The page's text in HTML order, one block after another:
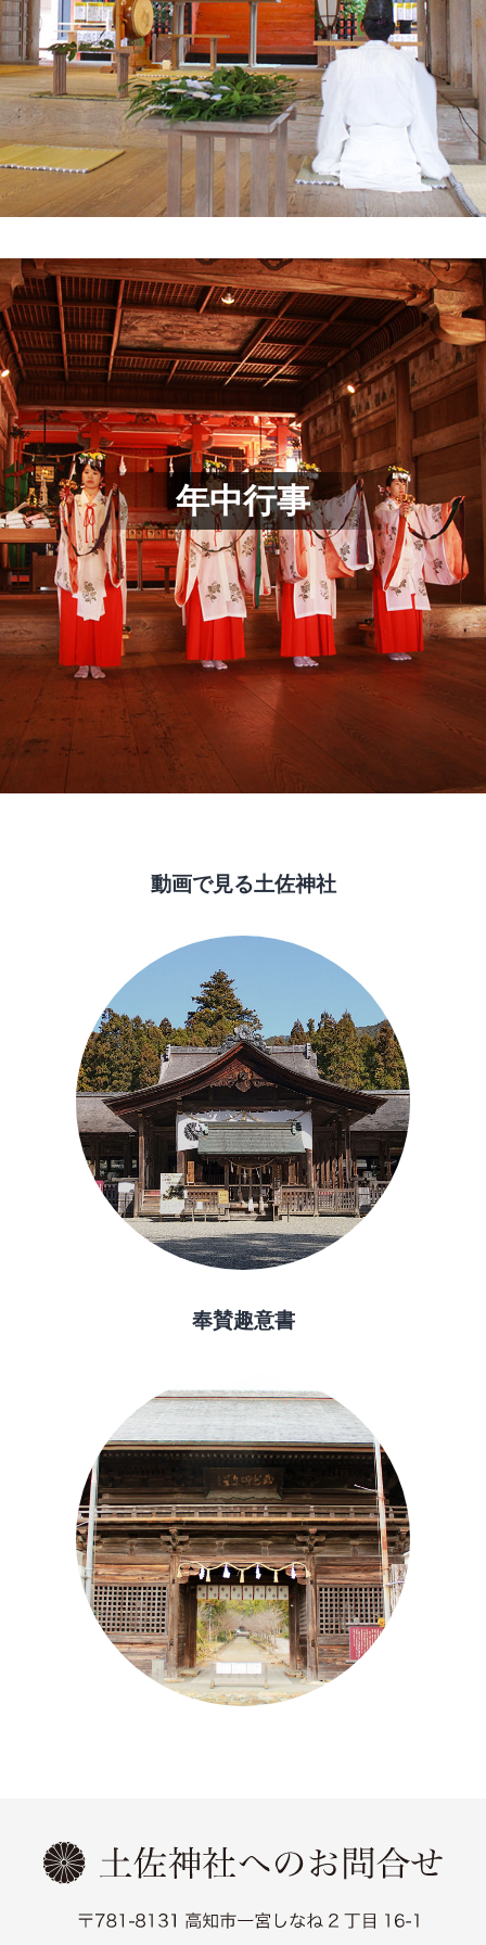
年中行事
動画で見る土佐神社
奉賛趣意書